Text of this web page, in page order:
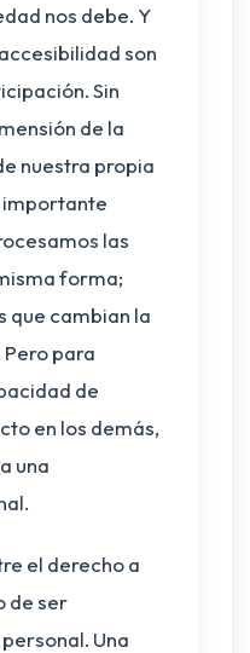
nos debe. Y
son
Sin
de la
nuestra propia
importante
las
forma;
que cambian la
para
de
en los demás,
una
el derecho a
de ser
Una